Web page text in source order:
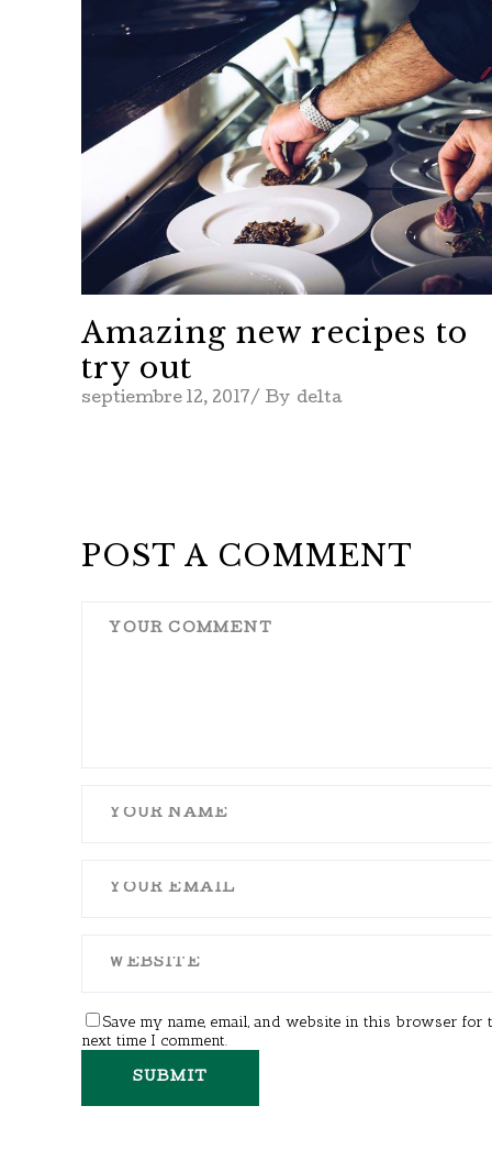
Amazing new recipes to
try out
septiembre 12, 2017 By delta
POST A COMMENT
Save my name, email, and website in this browser for
next time I comment.